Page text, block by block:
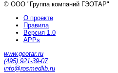
© ООО "Группа компаний ГЭОТАР"
О проекте
Правила
Версия 1.0
APPs
www.geotar.ru
(495) 921-39-07
info@rosmedlib.ru